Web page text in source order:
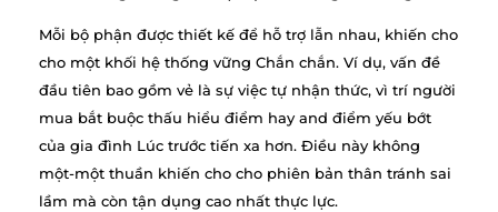
Mỗi bộ phận được thiết kế để hỗ trợ lẫn nhau, khiến cho
cho một khối hệ thống vững Chắn chắn. Ví dụ, vấn đề
đầu tiên bao gồm vẻ là sự việc tự nhận thức, vì trí người
mua bắt buộc thấu hiểu điểm hay and điểm yếu bớt
của gia đình Lúc trước tiến xa hơn. Điều này không
một-một thuần khiến cho cho phiên bản thân tránh sai
lầm mà còn tận dụng cao nhất thực lực.